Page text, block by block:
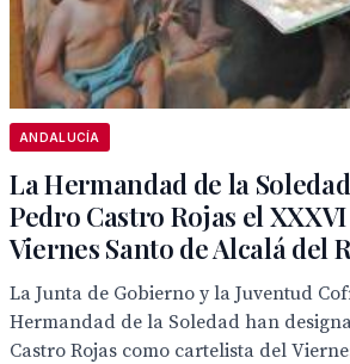
ANDALUCÍA
La Hermandad de la
Pedro Castro Rojas el
Viernes Santo de Alcalá del
La Junta de Gobierno y la Juventud
Hermandad de la Soledad han
Castro Rojas como cartelista del